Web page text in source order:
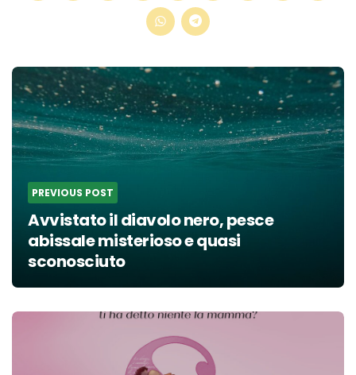
Post
navigation
PREVIOUS POST
Avvistato il diavolo nero, pesce
abissale misterioso e quasi
sconosciuto